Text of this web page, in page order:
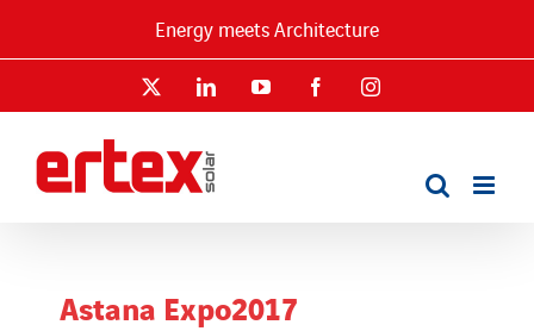
Energy meets Architecture
LinkedInYouTube FacebookInstagram
Astana Expo2017